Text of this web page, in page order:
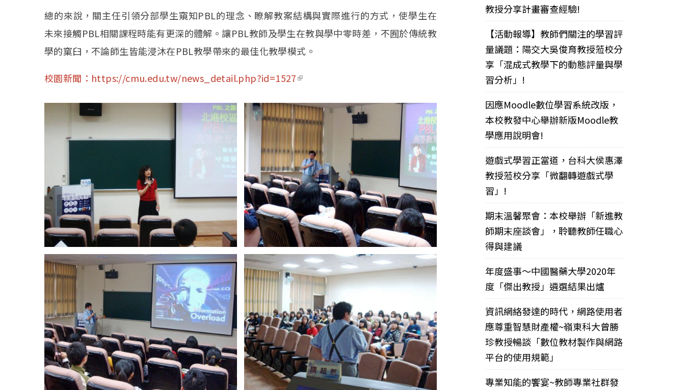
總的來說，關主任引領分部學生窺知PBL的理念、瞭解教案結構與實際進行的方式，使學生在
未來接觸PBL相關課程時能有更深的體解。讓PBL教師及學生在教與學中零時差，不囿於傳統教
學的窠臼，不論師生皆能浸沐在PBL教學帶來的最佳化教學模式。
校園新聞： https://cmu.edu.tw/news_detail.php?id=1527(link is external)
教授分享計畫審查經驗!
【活動報導】教師們關注的學習評
量議題：陽交大吳俊育教授蒞校分
享「混成式教學下的動態評量與學
習分析」!
因應Moodle數位學習系統改版，
本校教發中心舉辦新版Moodle教
學應用說明會!
遊戲式學習正當道，台科大侯惠澤
教授蒞校分享「微翻轉遊戲式學
習」!
期末溫馨聚會：本校舉辦「新進教
師期末座談會」，聆聽教師任職心
得與建議
年度盛事～中國醫藥大學2020年
度「傑出教授」遴選結果出爐
資訊網絡發達的時代，網路使用者
應尊重智慧財產權~嶺東科大曾勝
珍教授暢談「數位教材製作與網路
平台的使用規範」
專業知能的饗宴~教師專業社群發